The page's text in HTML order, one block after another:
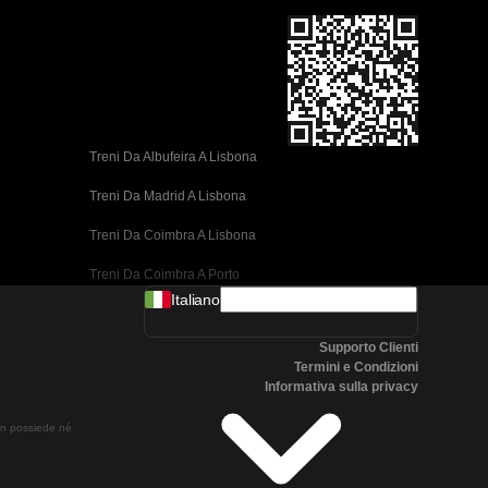
Treni Da Albufeira A Lisbona
Treni Da Madrid A Lisbona
Treni Da Coimbra A Lisbona
Treni Da Coimbra A Porto
Treni Da Valencia A Barcellona
Treni Da Malaga A Madrid
possiede né
Italiano
Supporto Clienti
Termini e Condizioni
Informativa sulla privacy